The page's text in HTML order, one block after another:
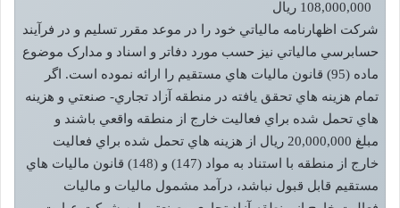
شرکت اظهارنامه مالياتي خود را در موعد مقرر تسليم و در فرآيند
حسابرسي مالياتي نيز حسب مورد دفاتر و اسناد و مدارک موضوع
ماده (95) قانون ماليات هاي مستقيم را ارائه نموده است. اگر
تمام هزينه هاي تحقق يافته در منطقه آزاد تجاري- صنعتي و هزينه
هاي تحمل شده براي فعاليت خارج از منطقه واقعي باشند و
مبلغ 20,000,000 ريال از هزينه هاي تحمل شده براي فعاليت
خارج از منطقه با استناد به مواد (147) و (148) قانون ماليات هاي
مستقيم قابل قبول نباشد، درآمد مشمول ماليات و ماليات